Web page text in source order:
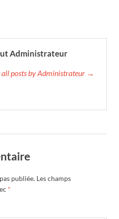
Administrateur
all posts by Administrateur →
publiée. Les champs
*